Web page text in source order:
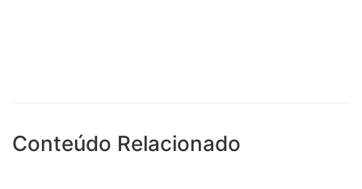
Conteúdo Relacionado